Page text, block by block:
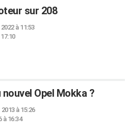
sur 208
à 11:53
Opel Mokka ?
à 15:26
à 16:34